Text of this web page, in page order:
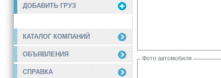
ДОБАВИТЬ ГРУЗ
КАТАЛОГ КОМПАНИЙ
ОБЪЯВЛЕНИЯ
СПРАВКА
Фото автомобиля